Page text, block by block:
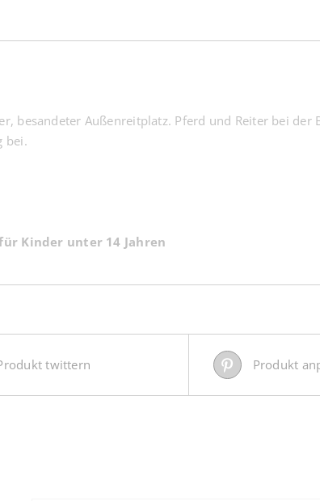
besandeter Außenreitplatz. Pferd und Reiter bei
bei.
Kinder unter 14 Jahren
twittern Produkt